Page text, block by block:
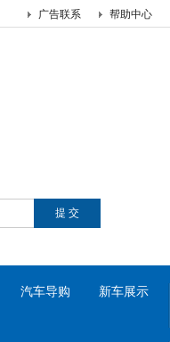
帮助中心
广告联系
汽车导购 新车展示